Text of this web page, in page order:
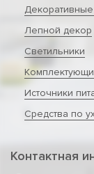
Лепной декор
Светильники
Источники
Средства по
Контактная